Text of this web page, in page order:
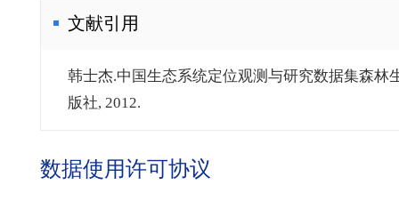
文献引用
韩士杰.中国生态系统定位观测与研究数据集森
版社, 2012.
数据使用许可协议